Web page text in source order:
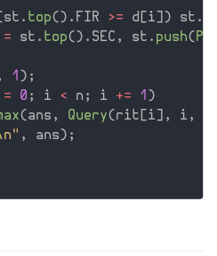
st . top() . FIR >= d [i] ) st .
= st . top() . SEC , st . push(
1 ) ;
= 0 ; i < n ; i += 1 )
(ans , Query(rit [i] , i ,
, ans) ;